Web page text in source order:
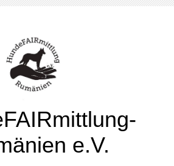
e.V.